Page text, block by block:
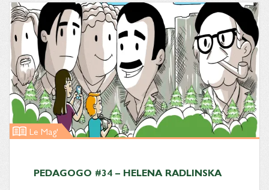
Le Mag'
PEDAGOGO #34 – HELENA RADLINSKA